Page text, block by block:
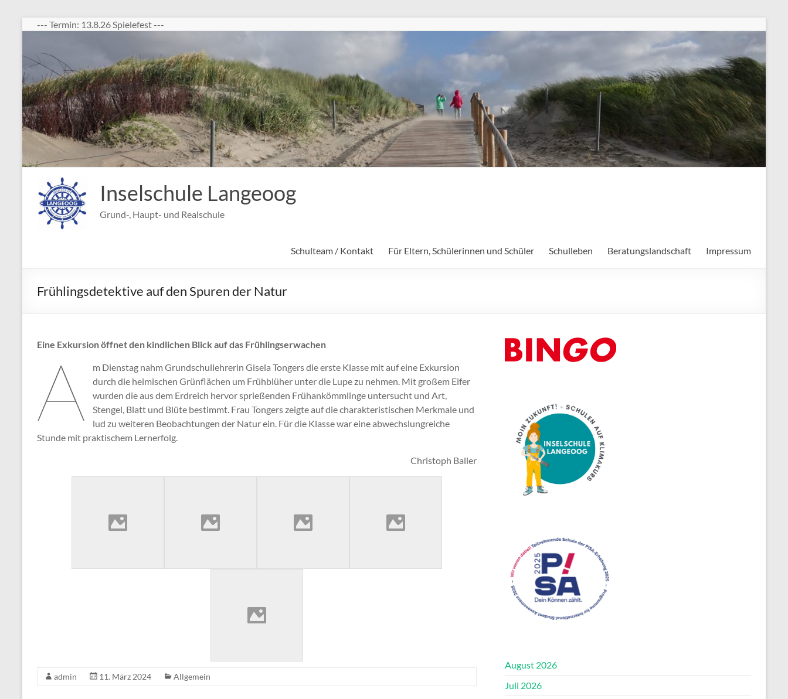
Zum
Inhalt
--- Termin: 13.8.26 Spielefest ---
Inselschule Langeoog
Grund-, Haupt- und Realschule
Schulteam / Kontakt Für Eltern, Schülerinnen und Schüler Schulleben Beratungslandschaft Impressum
Frühlingsdetektive auf den Spuren der Natur
Eine Exkursion öffnet den kindlichen Blick auf das Frühlingserwachen
A
m Dienstag nahm Grundschullehrerin Gisela Tongers die erste Klasse mit auf eine Exkursion
durch die heimischen Grünflächen um Frühblüher unter die Lupe zu nehmen. Mit großem Eifer
wurden die aus dem Erdreich hervor sprießenden Frühankömmlinge untersucht und Art,
Stengel, Blatt und Blüte bestimmt. Frau Tongers zeigte auf die charakteristischen Merkmale und
lud zu weiteren Beobachtungen der Natur ein. Für die Klasse war eine abwechslungreiche
Stunde mit praktischem Lernerfolg.
Christoph Baller
admin 11. März 2024 Allgemein
August 2026
Juli 2026